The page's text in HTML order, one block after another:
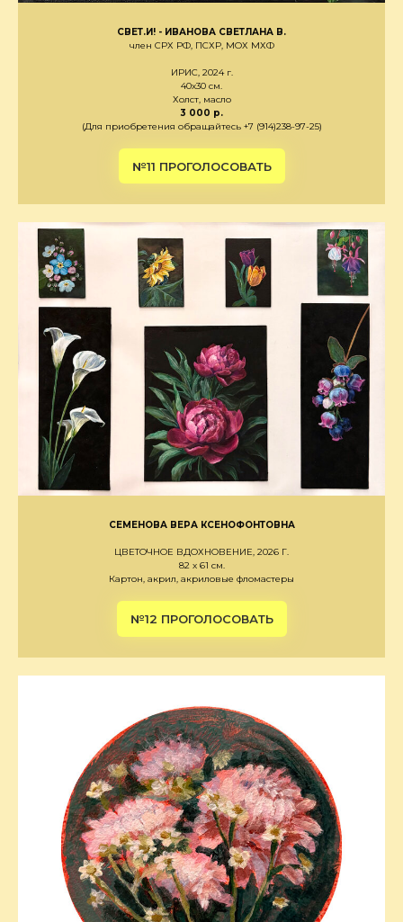
СВЕТ.И! - ИВАНОВА СВЕТЛАНА В.
член СРХ РФ, ПСХР, МОХ МХФ
ИРИС, 2024 г.
40х30 см.
Холст, масло
3 000 р.
(Для приобретения обращайтесь +7 (914)238-97-25)
№11 ПРОГОЛОСОВАТЬ
СЕМЕНОВА ВЕРА КСЕНОФОНТОВНА
ЦВЕТОЧНОЕ ВДОХНОВЕНИЕ, 2026 Г.
82 х 61 см.
Картон, акрил, акриловые фломастеры
№12 ПРОГОЛОСОВАТЬ